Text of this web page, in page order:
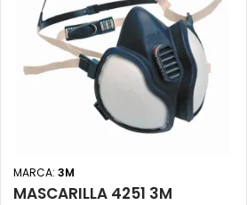
MARCA: 3M
MASCARILLA 4251 3M